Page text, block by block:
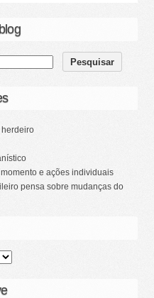
herdeiro
e ações individuais
pensa sobre mudanças do